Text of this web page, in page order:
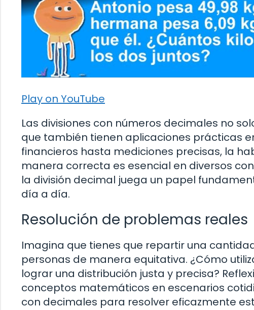
Play on YouTube
Las divisiones con números decimales no
que también tienen aplicaciones prácticas
financieros hasta mediciones precisas, la
manera correcta es esencial en diversos
la división decimal juega un papel
día a día.
Resolución de problemas reales
Imagina que tienes que repartir una
personas de manera equitativa. ¿Cómo
lograr una distribución justa y precisa?
conceptos matemáticos en escenarios
con decimales para resolver eficazmente